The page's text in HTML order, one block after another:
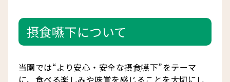
摂食嚥下について
当園では“より安心・安全な摂食嚥下”をテーマ
に、食べる楽しみや味覚を感じることを大切にし